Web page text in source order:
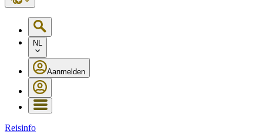
NL
Aanmelden
Reisinfo